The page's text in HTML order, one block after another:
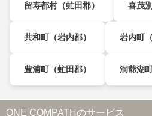
留寿都村（虻田郡） 喜茂
共和町（岩内郡） 岩内町
豊浦町（虻田郡） 洞爺湖
ONE COMPATHのサービス